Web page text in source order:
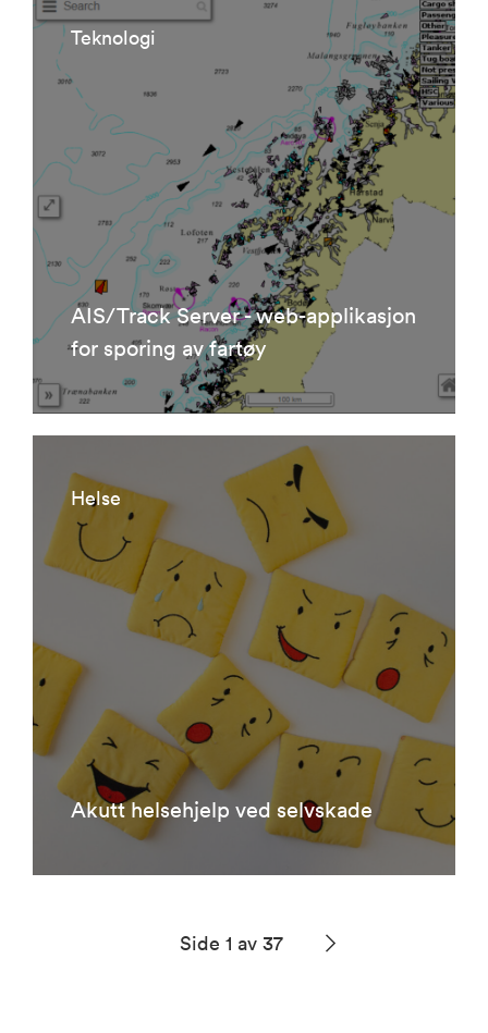
Teknologi
AIS/Track Server - web-applikasjon
for sporing av fartøy
Helse
Akutt helsehjelp ved selvskade
Side 1 av 37